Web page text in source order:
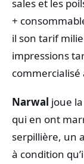
sales et les
+
il son tarif
impressions
Narwal joue
qui en ont
serpillière, un
à condition